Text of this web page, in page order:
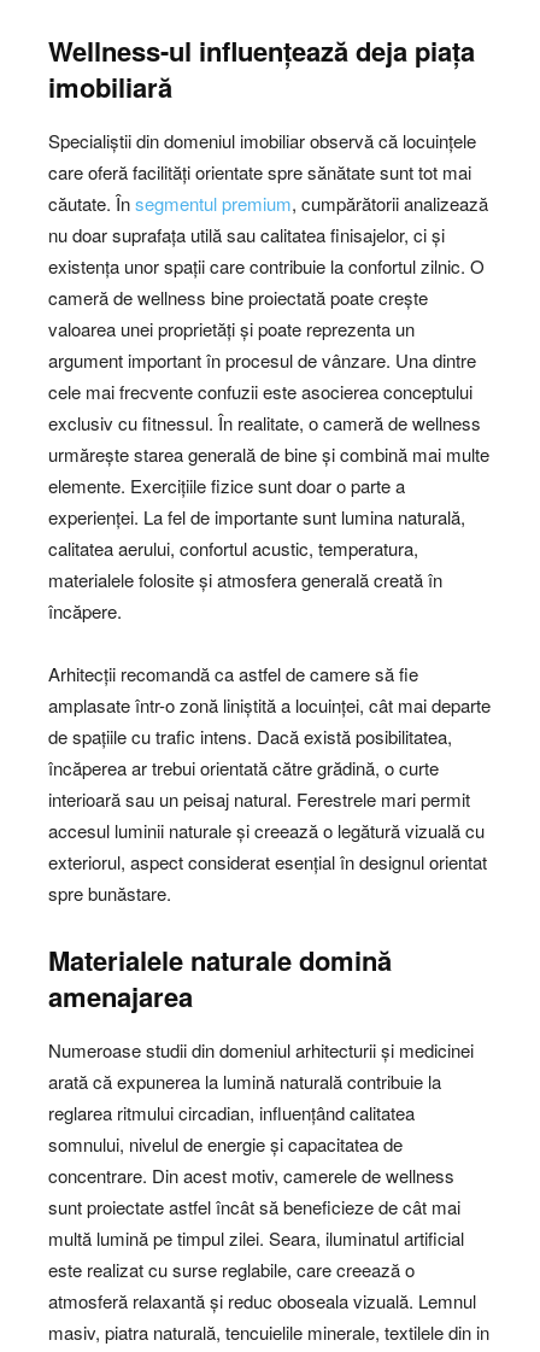
Wellness-ul influențează deja piața
imobiliară
Specialiștii din domeniul imobiliar observă că locuințele
care oferă facilități orientate spre sănătate sunt tot mai
căutate. Însegmentul premium, cumpărătorii analizează
nu doar suprafața utilă sau calitatea finisajelor, ci și
existența unor spații care contribuie la confortul zilnic. O
cameră de wellness bine proiectată poate crește
valoarea unei proprietăți și poate reprezenta un
argument important în procesul de vânzare. Una dintre
cele mai frecvente confuzii este asocierea conceptului
exclusiv cu fitnessul. În realitate, o cameră de wellness
urmărește starea generală de bine și combină mai multe
elemente. Exercițiile fizice sunt doar o parte a
experienței. La fel de importante sunt lumina naturală,
calitatea aerului, confortul acustic, temperatura,
materialele folosite și atmosfera generală creată în
încăpere.
Arhitecții recomandă ca astfel de camere să fie
amplasate într-o zonă liniștită a locuinței, cât mai departe
de spațiile cu trafic intens. Dacă există posibilitatea,
încăperea ar trebui orientată către grădină, o curte
interioară sau un peisaj natural. Ferestrele mari permit
accesul luminii naturale și creează o legătură vizuală cu
exteriorul, aspect considerat esențial în designul orientat
spre bunăstare.
Materialele naturale domină
amenajarea
Numeroase studii din domeniul arhitecturii și medicinei
arată că expunerea la lumină naturală contribuie la
reglarea ritmului circadian, influențând calitatea
somnului, nivelul de energie și capacitatea de
concentrare. Din acest motiv, camerele de wellness
sunt proiectate astfel încât să beneficieze de cât mai
multă lumină pe timpul zilei. Seara, iluminatul artificial
este realizat cu surse reglabile, care creează o
atmosferă relaxantă și reduc oboseala vizuală. Lemnul
masiv, piatra naturală, tencuielile minerale, textilele din in